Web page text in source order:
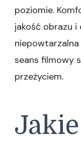
poziomie.
jakość obrazu i
seans filmowy
przeżyciem.